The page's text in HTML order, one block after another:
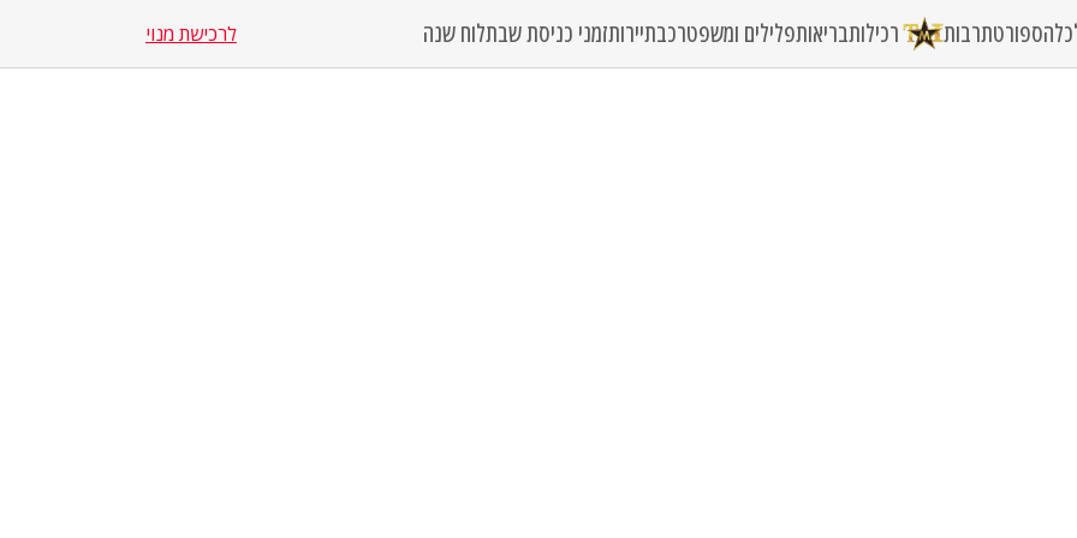
ספורטתרבות רכילותבריאותפלילים ומשפטרכבתיירותזמני כניסת שבתלוח שנה לרכישת מנוי